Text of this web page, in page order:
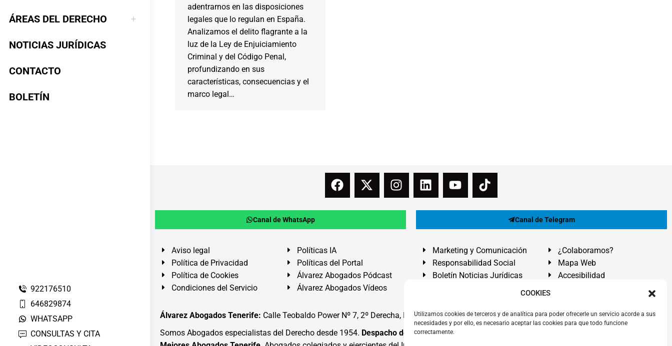
COOKIES
Utilizamos cookies de terceros y de analítica para poder ofrecerle un servicio acorde a sus
necesidades y por ello, es necesario aceptar las cookies para que todo funcione
correctamente.
ÁREAS DEL DERECHO
NOTICIAS JURÍDICAS
CONTACTO
BOLETÍN
922176510
646829874
WHATSAPP
CONSULTAS Y CITA
adentrarnos en las disposiciones
legales que lo regulan en España.
Analizamos el delito flagrante a la
luz de la Ley de Enjuiciamiento
Criminal y del Código Penal,
profundizando en sus
características, consecuencias y el
marco legal…
Canal de WhatsApp Canal de Telegram
Aviso legal
Política de Privacidad
Política de Cookies
Condiciones del Servicio
Políticas IA
Políticas del Portal
Álvarez Abogados Pódcast
Álvarez Abogados Vídeos
Marketing y Comunicación
Responsabilidad Social
Boletín Noticias Jurídicas
¿Colaboramos?
Mapa Web
Accesibilidad
Álvarez Abogados Tenerife: Calle Teobaldo Power Nº 7, 2º Derecha, El Médano, Granadilla de Abona, Santa Cruz de Tenerife. Islas Canarias.
Somos Abogados especialistas del Derecho desde 1954. Despacho de Abogados El Médano